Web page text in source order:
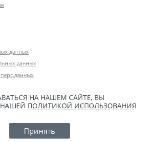
данных
данных
НА НАШЕМ САЙТЕ, ВЫ
НАШЕЙ ПОЛИТИКОЙ ИСПОЛЬЗОВАНИЯ
Принять